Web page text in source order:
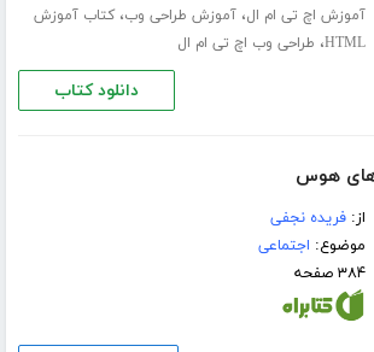
آموزش اچ تی ام ال،آموزش طراحی وب،کتاب آموزش
HTML، طراحی وب اچ تی ام ال
دانلود کتاب
های هوس
از:فریده نجفی
موضوع: اجتماعی
۳۸۴ صفحه